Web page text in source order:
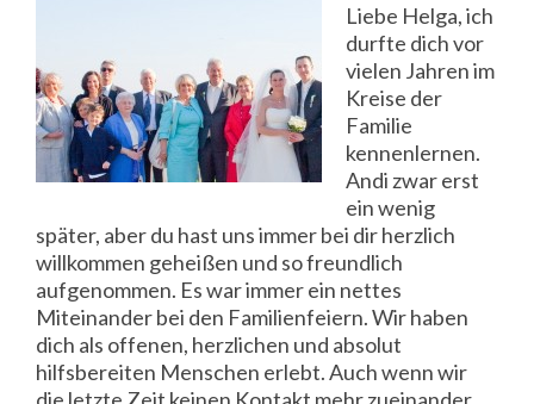
Liebe Helga, ich
durfte dich vor
vielen Jahren im
Kreise der
Familie
kennenlernen.
Andi zwar erst
ein wenig
später, aber du hast uns immer bei dir herzlich
willkommen geheißen und so freundlich
aufgenommen. Es war immer ein nettes
Miteinander bei den Familienfeiern. Wir haben
dich als offenen, herzlichen und absolut
hilfsbereiten Menschen erlebt. Auch wenn wir
die letzte Zeit keinen Kontakt mehr zueinander